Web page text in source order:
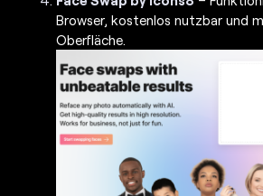
Browser, kostenlos nutzbar und
Oberfläche.